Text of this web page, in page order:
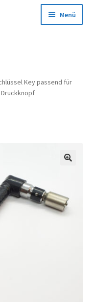
Menü
öffnen
Key passend für
Druckknopf